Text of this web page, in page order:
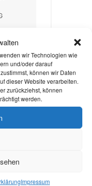
wir Technologien wie
und/oder darauf
können wir Daten
dieser Website verarbeiten.
zurückziehst, können
werden.
Impressum
hinzufügen